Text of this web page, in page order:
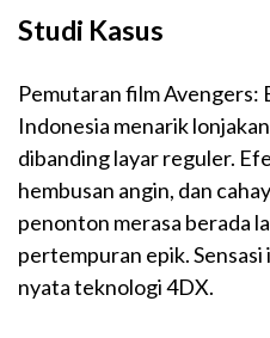
Studi Kasus
Pemutaran film Avengers:
Indonesia menarik
dibanding layar reguler.
hembusan angin, dan
penonton merasa berada
pertempuran epik.
nyata teknologi 4DX.